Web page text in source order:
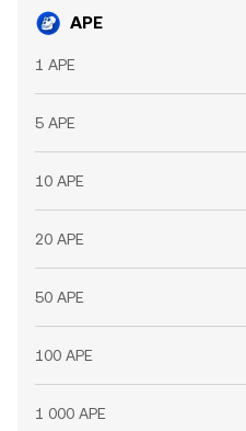
APE
1 APE
5 APE
10 APE
20 APE
50 APE
100 APE
1 000 APE